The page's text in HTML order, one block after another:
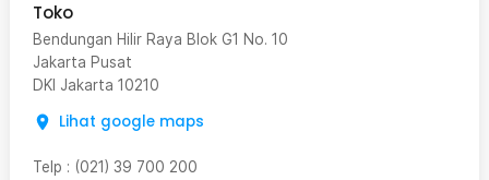
Toko
Bendungan Hilir Raya Blok G1 No. 10
Jakarta Pusat
DKI Jakarta 10210
Lihat google maps
Telp : (021) 39 700 200